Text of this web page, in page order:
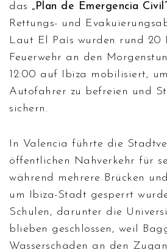
das „Plan de Emergencia Civil“
Rettungs- und
Laut El País wurden rund 20
Feuerwehr an den
12:00 auf Ibiza mobilisiert,
Autofahrer zu befreien und
sichern.
In Valencia führte die
öffentlichen Nahverkehr für
während mehrere Brücken
um Ibiza-Stadt gesperrt
Schulen, darunter die
blieben geschlossen, weil
Wasserschäden an den